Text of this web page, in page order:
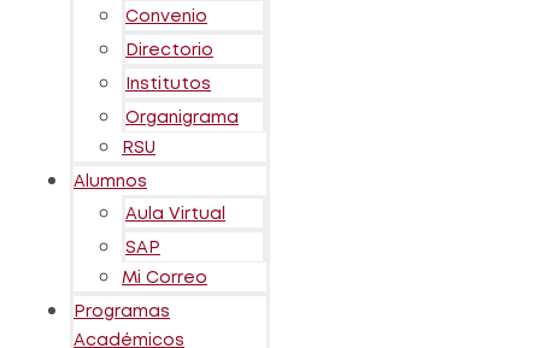
Convenio
Directorio
Institutos
Organigrama
RSU
Alumnos
Aula Virtual
SAP
Mi Correo
Programas
Académicos